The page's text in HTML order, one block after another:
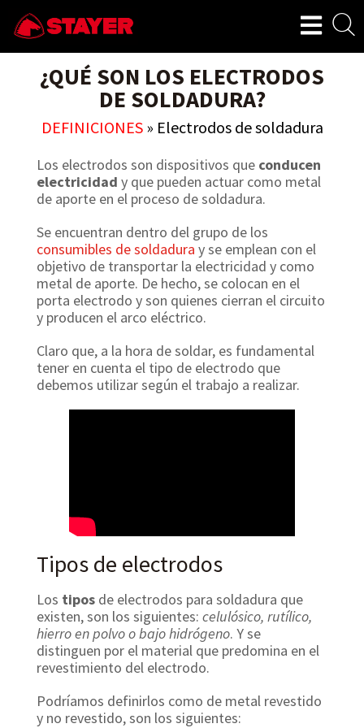
¿QUÉ SON LOS ELECTRODOS
DE SOLDADURA?
DEFINICIONES» Electrodos de soldadura
Los electrodos son dispositivos que conducen
electricidad y que pueden actuar como metal
de aporte en el proceso de soldadura.
Se encuentran dentro del grupo de los
consumibles de soldadura y se emplean con el
objetivo de transportar la electricidad y como
metal de aporte. De hecho, se colocan en el
porta electrodo y son quienes cierran el circuito
y producen el arco eléctrico.
Claro que, a la hora de soldar, es fundamental
tener en cuenta el tipo de electrodo que
debemos utilizar según el trabajo a realizar.
Tipos de electrodos
Los tipos de electrodos para soldadura que
existen, son los siguientes: celulósico, rutílico,
hierro en polvo o bajo hidrógeno. Y se
distinguen por el material que predomina en el
revestimiento del electrodo.
Podríamos definirlos como de metal revestido
y no revestido, son los siguientes: